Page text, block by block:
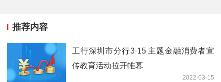
推荐内容
工行深圳市分行3·15 主题金融消费者宣
传教育活动拉开帷幕
2022-03-15